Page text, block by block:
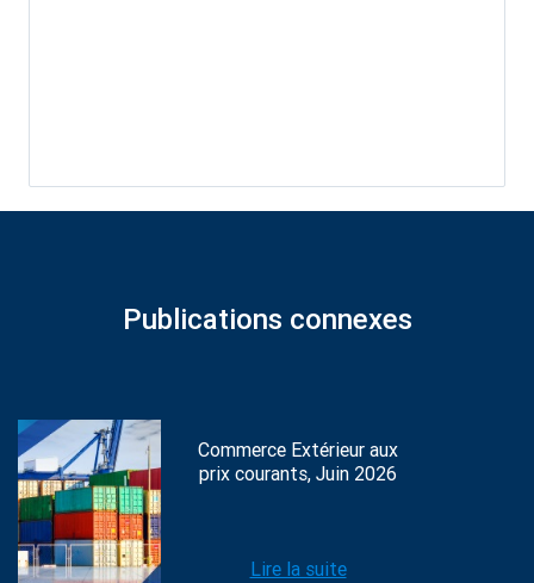
Publications connexes
Commerce Extérieur aux
prix courants, Juin 2026
Lire la suite